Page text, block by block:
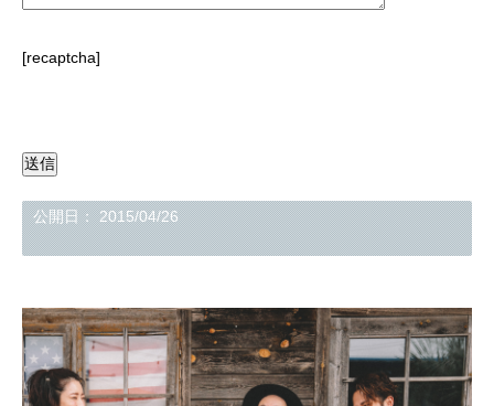
[recaptcha]
公開日：2015/04/26